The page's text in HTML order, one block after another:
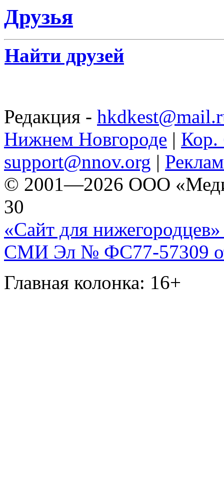
Друзья
Найти друзей
Редакция -
Нижнем Новгороде | Кор.
support@nnov.org |
© 2001—2026 ООО
30
«Сайт для нижегородцев»
СМИ Эл № ФС77-57309
Главная колонка: 16+